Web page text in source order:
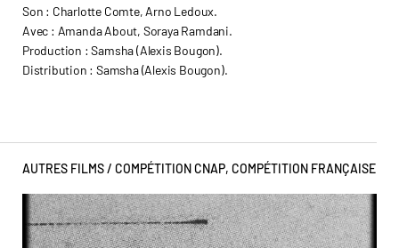
Son : Charlotte Comte, Arno Ledoux.
Avec : Amanda About, Soraya Ramdani.
Production : Samsha (Alexis Bougon).
Distribution : Samsha (Alexis Bougon).
AUTRES FILMS / COMPÉTITION CNAP, COMPÉTITION FRANÇAISE